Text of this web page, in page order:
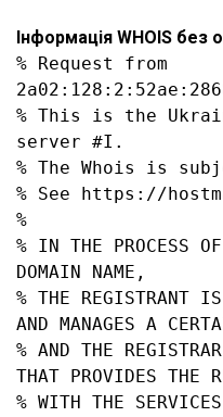
Інформація WHOIS
% Request from
% This is the
server #I.
% The Whois is
% See https://
%
% IN THE PROCESS
DOMAIN NAME,
% THE REGISTRANT
AND MANAGES A
% AND THE
THAT PROVIDES THE
% WITH THE